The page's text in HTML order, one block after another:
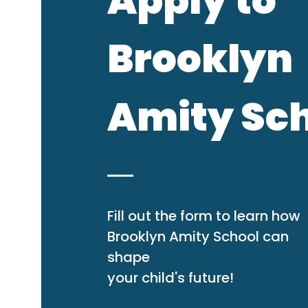
Brooklyn
Amity
Fill out the form to learn how
Brooklyn Amity School can
shape
your child's future!